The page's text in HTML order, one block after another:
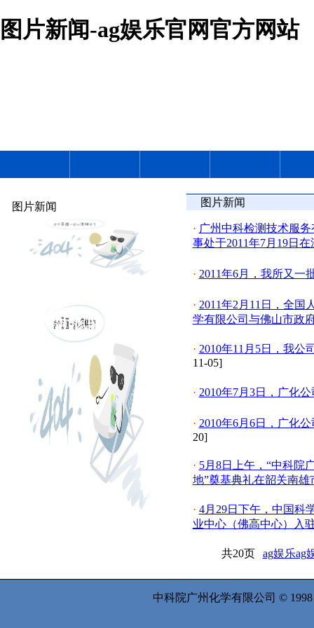
图片新闻-ag娱乐官网官方网站
图片新闻 图片新闻
· 广州中科检测技术服
事处于2011年7月19日
· 2011年6月，我所又一
· 2011年2月11日，全国
学有限公司与佛山市政
· 2010年11月5日，我公
11-05]
· 2010年7月3日，广化
· 2010年6月6日，广化
20]
· 5月8日上午，“中科院
地”奠基典礼在韶关南
· 4月29日下午，中国科
业中心（佛高中心）入
共20页 ag娱乐ag
中科院广州化学有限公司 ©